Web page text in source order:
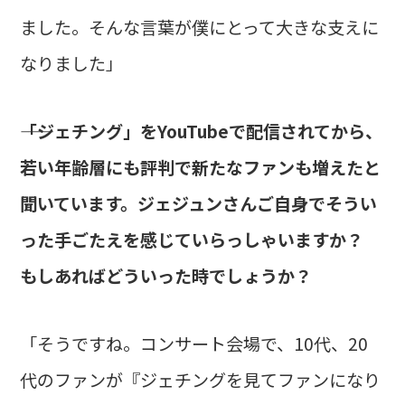
ました。そんな言葉が僕にとって大きな支えに
なりました」
――「ジェチング」をYouTubeで配信されてから、
若い年齢層にも評判で新たなファンも増えたと
聞いています。ジェジュンさんご自身でそうい
った手ごたえを感じていらっしゃいますか？
もしあればどういった時でしょうか？
「そうですね。コンサート会場で、10代、20
代のファンが『ジェチングを見てファンになり